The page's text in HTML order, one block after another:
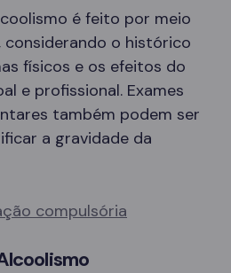
é feito por meio
considerando o histórico
físicos e os efeitos do
e profissional. Exames
também podem ser
a gravidade da
compulsória